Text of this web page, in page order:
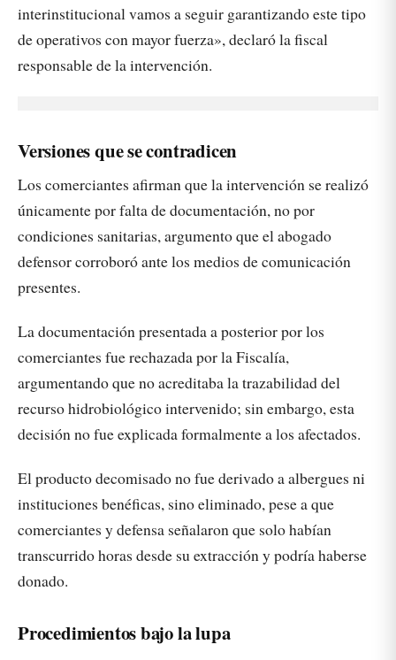
interinstitucional vamos a seguir garantizando este tipo
de operativos con mayor fuerza», declaró la fiscal
responsable de la intervención.
Versiones que se contradicen
Los comerciantes afirman que la intervención se realizó
únicamente por falta de documentación, no por
condiciones sanitarias, argumento que el abogado
defensor corroboró ante los medios de comunicación
presentes.
La documentación presentada a posterior por los
comerciantes fue rechazada por la Fiscalía,
argumentando que no acreditaba la trazabilidad del
recurso hidrobiológico intervenido; sin embargo, esta
decisión no fue explicada formalmente a los afectados.
El producto decomisado no fue derivado a albergues ni
instituciones benéficas, sino eliminado, pese a que
comerciantes y defensa señalaron que solo habían
transcurrido horas desde su extracción y podría haberse
donado.
Procedimientos bajo la lupa